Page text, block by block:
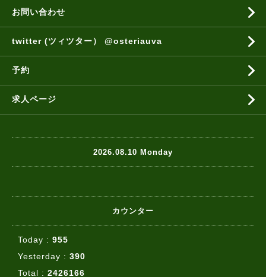
お問い合わせ
twitter (ツィツター） @osteriauva
予約
求人ページ
2026.08.10 Monday
カウンター
Today : 955
Yesterday : 390
Total : 2426166